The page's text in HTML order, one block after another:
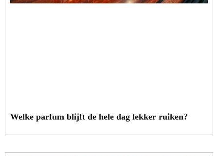
Welke parfum blijft de hele dag lekker ruiken?